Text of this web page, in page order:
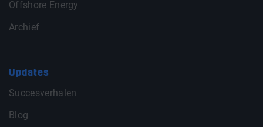
Offshore Energy
Archief
Updates
Succesverhalen
Blog